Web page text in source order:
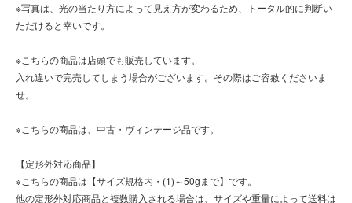
※写真は、光の当たり方によって見え方が変わるため、トータル的に判断い
ただけると幸いです。
※こちらの商品は店頭でも販売しています。
入れ違いで完売してしまう場合がございます。その際はご容赦くださいま
せ。
※こちらの商品は、中古・ヴィンテージ品です。
【定形外対応商品】
※こちらの商品は【サイズ規格内・(1)～50gまで】です。
他の定形外対応商品と複数購入される場合は、サイズや重量によって送料は